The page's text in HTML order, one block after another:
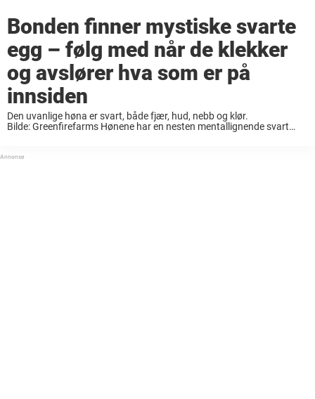
Bonden finner mystiske svarte
egg – følg med når de klekker
og avslører hva som er på
innsiden
Den uvanlige høna er svart, både fjær, hud, nebb og klør.
Bilde: Greenfirefarms Hønene har en nesten mentallignende svart